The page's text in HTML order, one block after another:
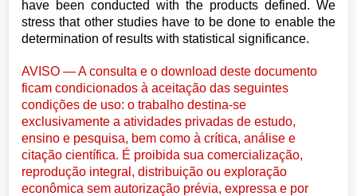
have been conducted with the products defined. We
stress that other studies have to be done to enable the
determination of results with statistical significance.
AVISO — A consulta e o download deste documento
ficam condicionados à aceitação das seguintes
condições de uso: o trabalho destina-se
exclusivamente a atividades privadas de estudo,
ensino e pesquisa, bem como à crítica, análise e
citação científica. É proibida sua comercialização,
reprodução integral, distribuição ou exploração
econômica sem autorização prévia, expressa e por